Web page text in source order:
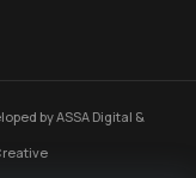
byASSA Digital &